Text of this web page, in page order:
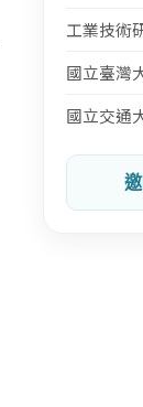
工業技術
國立臺灣
國立交通